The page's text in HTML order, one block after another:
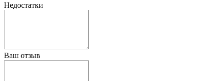
Недостатки
Ваш отзыв